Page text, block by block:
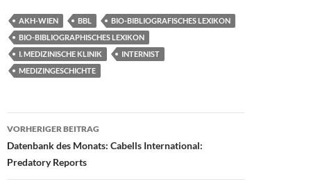
e
b
o
o
to
d
o
n
ail le
n
AKH-WIEN BBL
BIO-BIBLIOGRAFISCHES LEXIKON
BIO-BIBLIOGRAPHISCHES LEXIKON
I. MEDIZINISCHE KLINIK
INTERNIST
MEDIZINGESCHICHTE
Beitragsnavigation
VORHERIGER BEITRAG
Datenbank des Monats: Cabells International:
Predatory Reports